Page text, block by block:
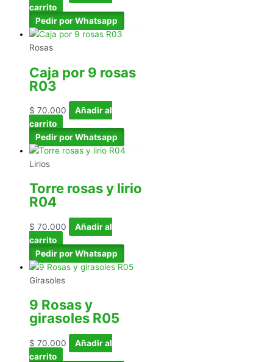
carrito
Pedir por Whatsapp
Rosas
Caja por 9 rosas
R03
$ 70.000
Añadir al
carrito
Pedir por Whatsapp
Lirios
Torre rosas y lirio
R04
$ 70.000
Añadir al
carrito
Pedir por Whatsapp
Girasoles
9 Rosas y
girasoles R05
$ 70.000
Añadir al
carrito